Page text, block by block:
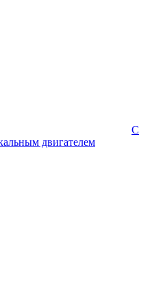
С
двигателем